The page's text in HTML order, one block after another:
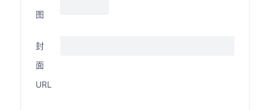
图
封
面
URL